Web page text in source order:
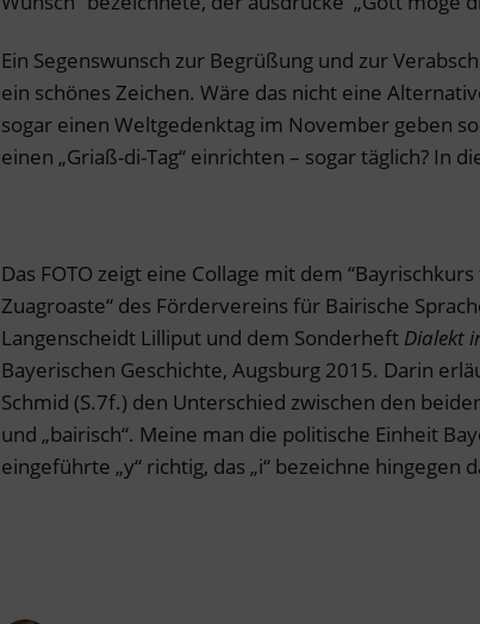
Ein Segenswunsch zur Begrüßung und zur
ein schönes Zeichen. Wäre das nicht eine
sogar einen Weltgedenktag im November geben
einen „Griaß-di-Tag“ einrichten – sogar täglich? In
Das FOTO zeigt eine Collage mit dem
Zuagroaste“ des Fördervereins für Bairische
Langenscheidt Lilliput und dem Sonderheft Dialekt
Bayerischen Geschichte, Augsburg 2015. Darin
Schmid (S.7f.) den Unterschied zwischen den
und „bairisch“. Meine man die politische Einheit
eingeführte „y“ richtig, das „i“ bezeichne hingegen